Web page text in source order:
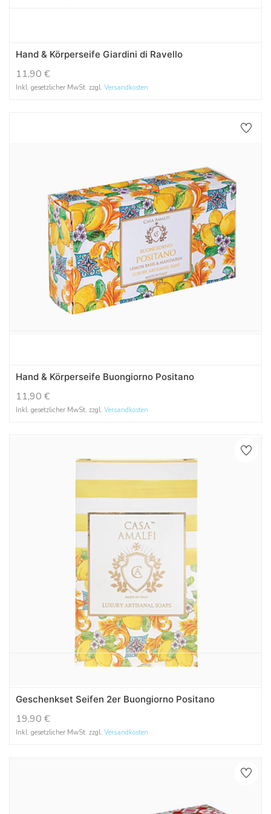
Hand & Körperseife Giardini di Ravello
11,90 €
Inkl. gesetzlicher MwSt. zzgl. Versandkosten
Hand & Körperseife Buongiorno Positano
11,90 €
Inkl. gesetzlicher MwSt. zzgl. Versandkosten
Geschenkset Seifen 2er Buongiorno Positano
19,90 €
Inkl. gesetzlicher MwSt. zzgl. Versandkosten